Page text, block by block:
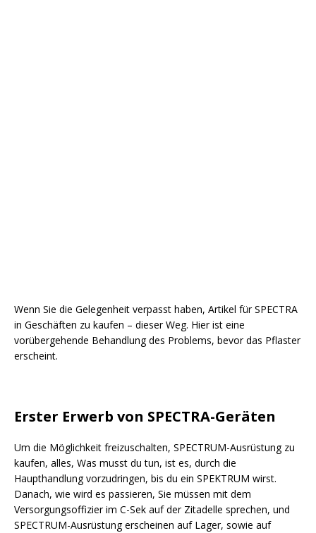
Wenn Sie die Gelegenheit verpasst haben, Artikel für SPECTRA
in Geschäften zu kaufen – dieser Weg. Hier ist eine
vorübergehende Behandlung des Problems, bevor das Pflaster
erscheint.
Erster Erwerb von SPECTRA-Geräten
Um die Möglichkeit freizuschalten, SPECTRUM-Ausrüstung zu
kaufen, alles, Was musst du tun, ist es, durch die
Haupthandlung vorzudringen, bis du ein SPEKTRUM wirst.
Danach, wie wird es passieren, Sie müssen mit dem
Versorgungsoffizier im C-Sek auf der Zitadelle sprechen, und
SPECTRUM-Ausrüstung erscheinen auf Lager, sowie auf